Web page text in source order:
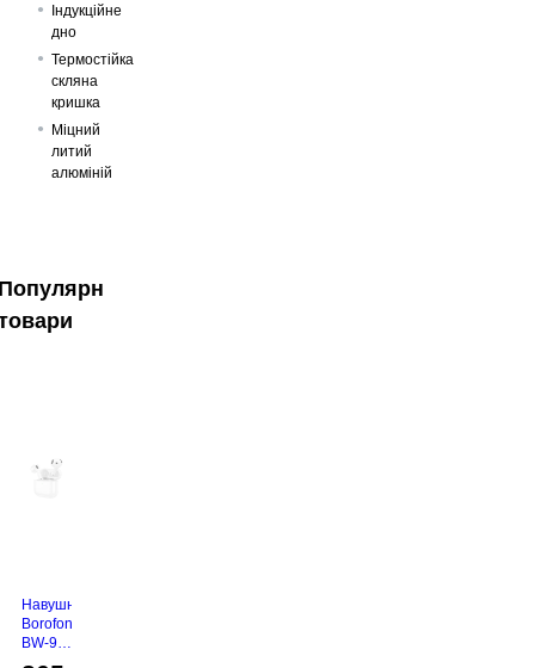
Індукційне
дно
Термостійка
скляна
кришка
Міцний
литий
алюміній
Навушники
Borofone
BW-94
White